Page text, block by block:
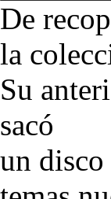
De
la
Su
sacó
un